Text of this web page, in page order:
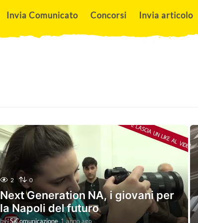
Invia Comunicato Concorsi Invia articolo
2 0
Next Generation NA, i giovani per
la Napoli del futuro
by SiComunicazione 1 anno ago1